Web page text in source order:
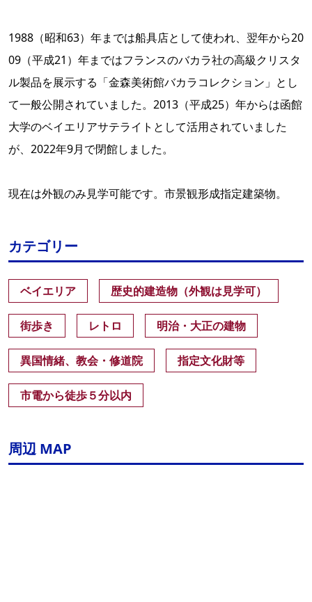
1988（昭和63）年までは船具店として使われ、翌年から20
09（平成21）年まではフランスのバカラ社の高級クリスタ
ル製品を展示する「金森美術館バカラコレクション」とし
て一般公開されていました。2013（平成25）年からは函館
大学のベイエリアサテライトとして活用されていました
が、2022年9月で閉館しました。
現在は外観のみ見学可能です。市景観形成指定建築物。
カテゴリー
ベイエリア 歴史的建造物（外観は見学可）
街歩き レトロ 明治・大正の建物
異国情緒、教会・修道院 指定文化財等
市電から徒歩５分以内
周辺 MAP